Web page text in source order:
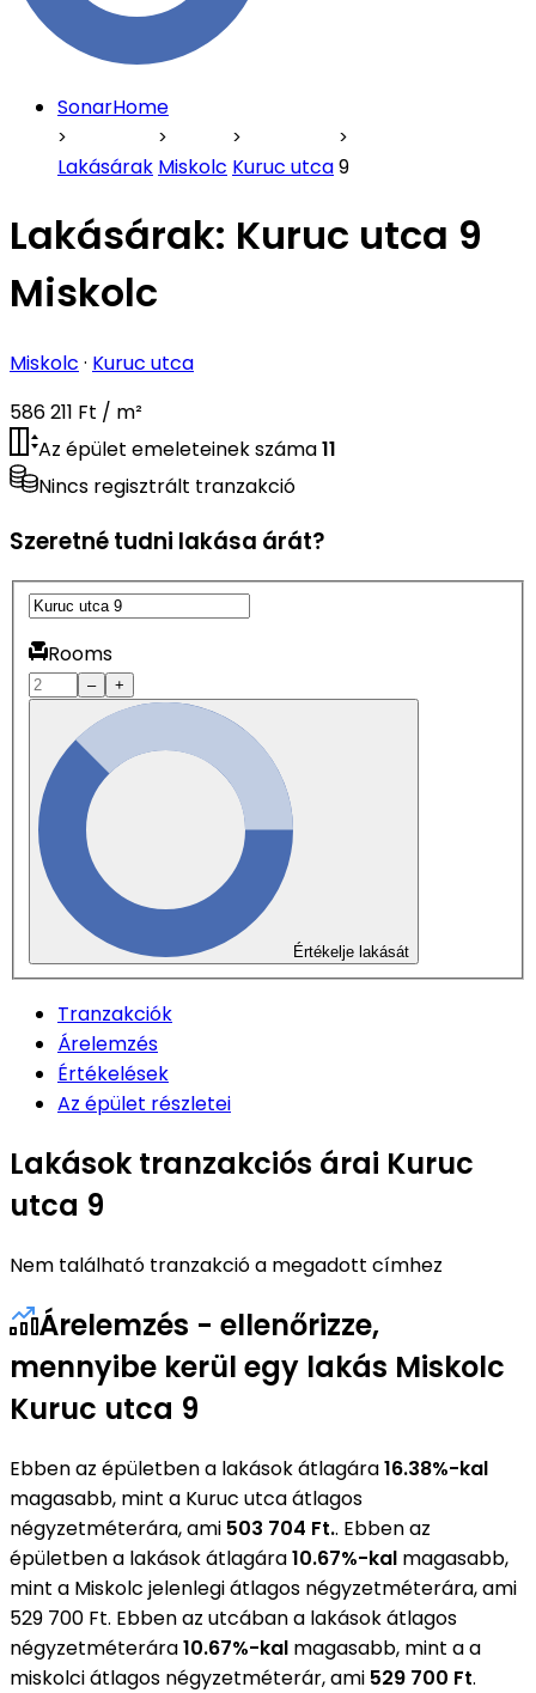
SonarHome
Lakásárak Miskolc Kuruc utca9
Lakásárak: Kuruc utca 9
Miskolc
Miskolc · Kuruc utca
586 211 Ft / m²
Az épület emeleteinek száma11
Nincs regisztrált tranzakció
Szeretné tudni lakása árát?
Rooms
– +
Értékelje lakását
Tranzakciók
Árelemzés
Értékelések
Az épület részletei
Lakások tranzakciós árai Kuruc
utca 9
Nem található tranzakció a megadott címhez
Árelemzés - ellenőrizze,
mennyibe kerül egy lakás Miskolc
Kuruc utca 9
Ebben az épületben a lakások átlagára16.38%-kal
magasabb, mint a Kuruc utca átlagos
négyzetméterára, ami 503 704 Ft.. Ebben az
épületben a lakások átlagára10.67%-kal magasabb,
mint a Miskolc jelenlegi átlagos négyzetméterára, ami
529 700 Ft. Ebben az utcában a lakások átlagos
négyzetméterára10.67%-kal magasabb, mint a a
miskolci átlagos négyzetméterár, ami 529 700 Ft.